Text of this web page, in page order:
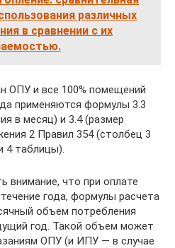
различных
в сравнении с их
ОПУ и все 100% помещений
применяются формулы 3.3
в месяц) и 3.4 (размер
2 Правил 354 (столбец 3
4 таблицы).
внимание, что при оплате
года, формулы расчета
объем потребления
год. Такой объем может
ОПУ (и ИПУ — в случае